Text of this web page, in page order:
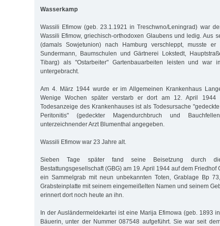
Wasserkamp
Wassili Efimow (geb. 23.1.1921 in Treschwno/Leningrad) war
Wassili Efimow, griechisch-orthodoxen Glaubens und ledig. Aus
(damals Sowjetunion) nach Hamburg verschleppt, musste
Sundermann, Baumschulen und Gärtnerei Lokstedt,
Tibarg) als "Ostarbeiter" Gartenbauarbeiten leisten und war
untergebracht.
Am 4. März 1944 wurde er im Allgemeinen Krankenhaus
Wenige Wochen später verstarb er dort am 12. April
Todesanzeige des Krankenhauses ist als Todesursache
Peritonitis" (gedeckter Magendurchbruch und
unterzeichnender Arzt Blumenthal angegeben.
Wassili Efimow war 23 Jahre alt.
Sieben Tage später fand seine Beisetzung durch die
Bestattungsgesellschaft (GBG) am 19. April 1944 auf dem Friedhof
ein Sammelgrab mit neun unbekannten Toten, Grablage Bp
Grabsteinplatte mit seinem eingemeißelten Namen und seinem
erinnert dort noch heute an ihn.
In der Ausländermeldekartei ist eine Marija Efimowa (geb. 1893
Bäuerin, unter der Nummer 087548 aufgeführt. Sie war seit